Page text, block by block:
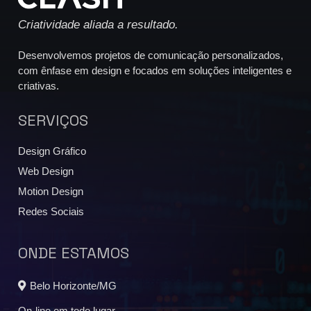
Criatividade aliada a resultado.
Desenvolvemos projetos de comunicação personalizados,
com ênfase em design e focados em soluções inteligentes e
criativas.
SERVIÇOS
Design Gráfico
Web Design
Motion Design
Redes Sociais
ONDE ESTAMOS
Belo Horizonte/MG